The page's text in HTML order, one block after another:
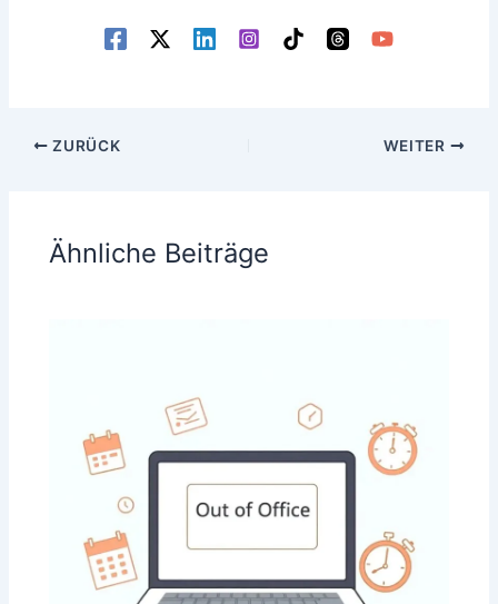
ZURÜCK WEITER
Ähnliche Beiträge